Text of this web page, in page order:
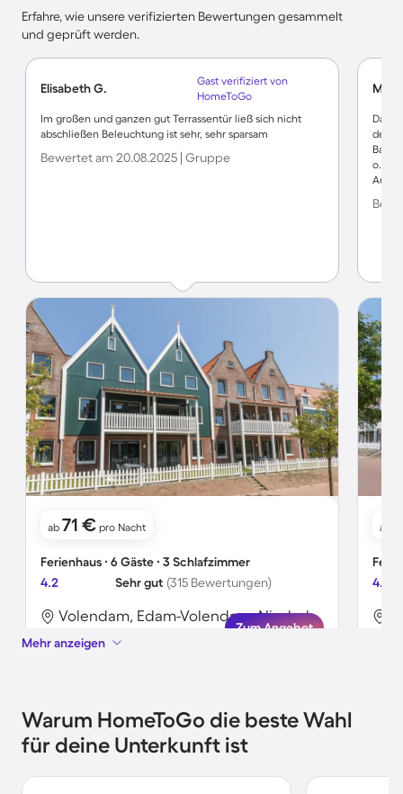
Erfahre, wie unsere verifizierten Bewertungen gesammelt
und geprüft werden.
Elisabeth G.
Gast verifiziert von
HomeToGo
Im großen und ganzen gut Terrassentür ließ sich nicht
abschließen Beleuchtung ist sehr, sehr sparsam
Bewertet am 20.08.2025 | Gruppe
ab 71 € pro Nacht
Ferienhaus ∙ 6 Gäste ∙ 3 Schlafzimmer
4.2
Sehr gut (315 Bewertungen)
Volendam, Edam-Volendam, Niederlande
Zum Angebot
Das
der
o. ä.)
ab
4.1
Mehr anzeigen
Warum HomeToGo die beste Wahl
für deine Unterkunft ist